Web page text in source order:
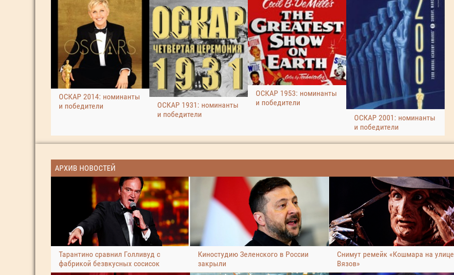
ОСКАР 2014: номинанты
и победители
ОСКАР 1931: номинанты
и победители
ОСКАР 1953: номинанты
и победители
ОСКАР 2001: номинанты
и победители
АРХИВ НОВОСТЕЙ
Тарантино сравнил Голливуд с
фабрикой безвкусных сосисок
Киностудию Зеленского в России
закрыли
Снимут ремейк «Кошмара на улице
Вязов»